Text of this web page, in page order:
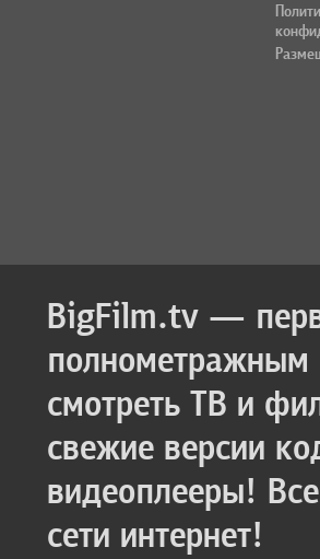
BigFilm.tv —
полнометражным
смотреть ТВ и
свежие версии
видеоплееры!
сети интернет!